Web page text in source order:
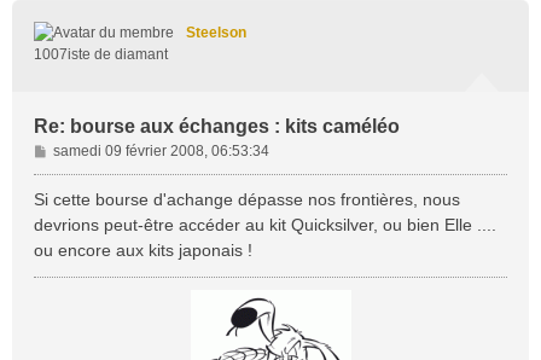
Steelson
1007iste de diamant
Re: bourse aux échanges : kits caméléo
M
e
s
g
e
samedi 09 février 2008, 06:53:34
Si cette bourse d'achange dépasse nos frontières, nous
devrions peut-être accéder au kit Quicksilver, ou bien Elle ....
ou encore aux kits japonais !